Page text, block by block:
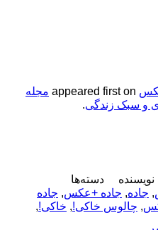
مجله
و سبک زندگی.
نویسنده
دسته‌ها
, جاده, جاده +عکس, جاده
, چالوس خاکی!, خاکی!,